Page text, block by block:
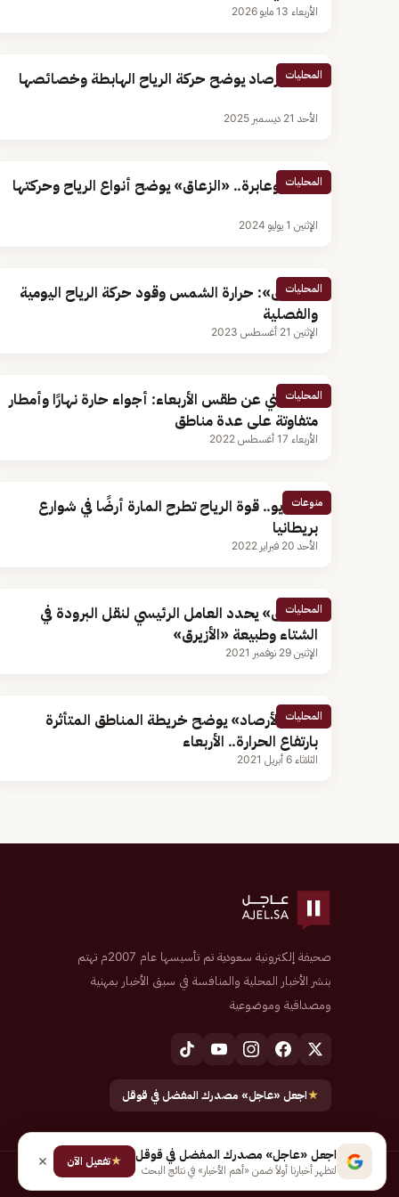
الأربعاء 13 مايو 2026
المحليات
مركز الأرصاد يوضح حركة الرياح الهابطة وخصائصها
الأحد 21 ديسمبر 2025
المحليات
دائمة وعابرة.. «الزعاق» يوضح أنواع الرياح وحركتها
الإثنين 1 يوليو 2024
المحليات
«الزعاق»: حرارة الشمس وقود حركة الرياح اليومية
والفصلية
الإثنين 21 أغسطس 2023
المحليات
الحصيني عن طقس الأربعاء: أجواء حارة نهارًا وأمطار
متفاوتة على عدة مناطق
الأربعاء 17 أغسطس 2022
منوعات
بالفيديو.. قوة الرياح تطرح المارة أرضًا في شوارع
بريطانيا
الأحد 20 فبراير 2022
المحليات
«الزعاق» يحدد العامل الرئيسي لنقل البرودة في
الشتاء وطبيعة «الأزيرق»
الإثنين 29 نوفمبر 2021
المحليات
مركز «الأرصاد» يوضح خريطة المناطق المتأثرة
بارتفاع الحرارة.. الأربعاء
الثلاثاء 6 أبريل 2021
صحيفة إلكترونية سعودية تم تأسيسها عام 2007م تهتم
بنشر الأخبار المحلية والمنافسة في سبق الأخبار بمهنية
ومصداقية وموضوعية
★اجعل «عاجل» مصدرك المفضل في قوقل
جميع الحقوق محفوظة لـ شركة إيجاز للنشر الإلكتروني المالكة لصحيفة عاجل
اجعل «عاجل» مصدرك المفضل في قوقل
لتظهر أخبارنا أولاً ضمن «أهم الأخبار» في نتائج البحث
★تفعيل الآن